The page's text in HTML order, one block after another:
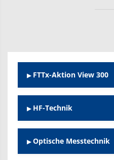
FTTx-Aktion View 300
HF-Technik
Optische Messtechnik